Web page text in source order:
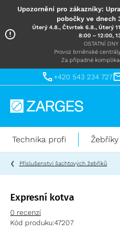
Upozornění pro zákazníky:
pobočky ve dnech
Úterý 4.8., Čtvrtek 6.8., Úterý
8:00 – 12:00,
OSTATNÍ
Provoz brněnské
Za případné
+420 543 234 727
Technika
práci
výškách
Technika profi
Příslušenství šachtových žebříků
Expresní kotva
0 recenzí
Kód produku:47207